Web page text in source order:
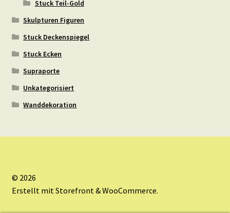
Stuck Teil-Gold
Skulpturen Figuren
Stuck Deckenspiegel
Stuck Ecken
Supraporte
Unkategorisiert
Wanddekoration
© 2026
Erstellt mit Storefront & WooCommerce.